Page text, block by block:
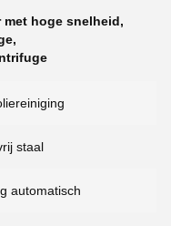
hoge snelheid,
,
staal
automatisch